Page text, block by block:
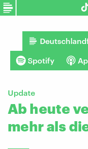
Spotify
Update
Ab heute
mehr als